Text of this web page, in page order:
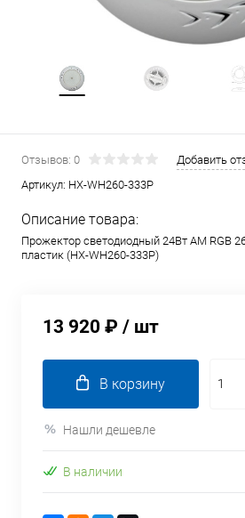
Отзывов: 0
Добавить
Артикул: HX-WH260-333P
Описание товара:
Прожектор светодиодный 24Вт AM RGB
пластик (HX-WH260-333P)
13 920 ₽ / шт
В корзину
Нашли дешевле
В наличии